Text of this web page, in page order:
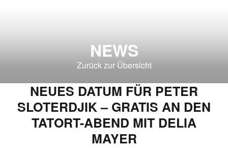
NEWS
Zurück zur Übersicht
NEUES DATUM FÜR PETER
SLOTERDJIK – GRATIS AN DEN
TATORT-ABEND MIT DELIA
MAYER